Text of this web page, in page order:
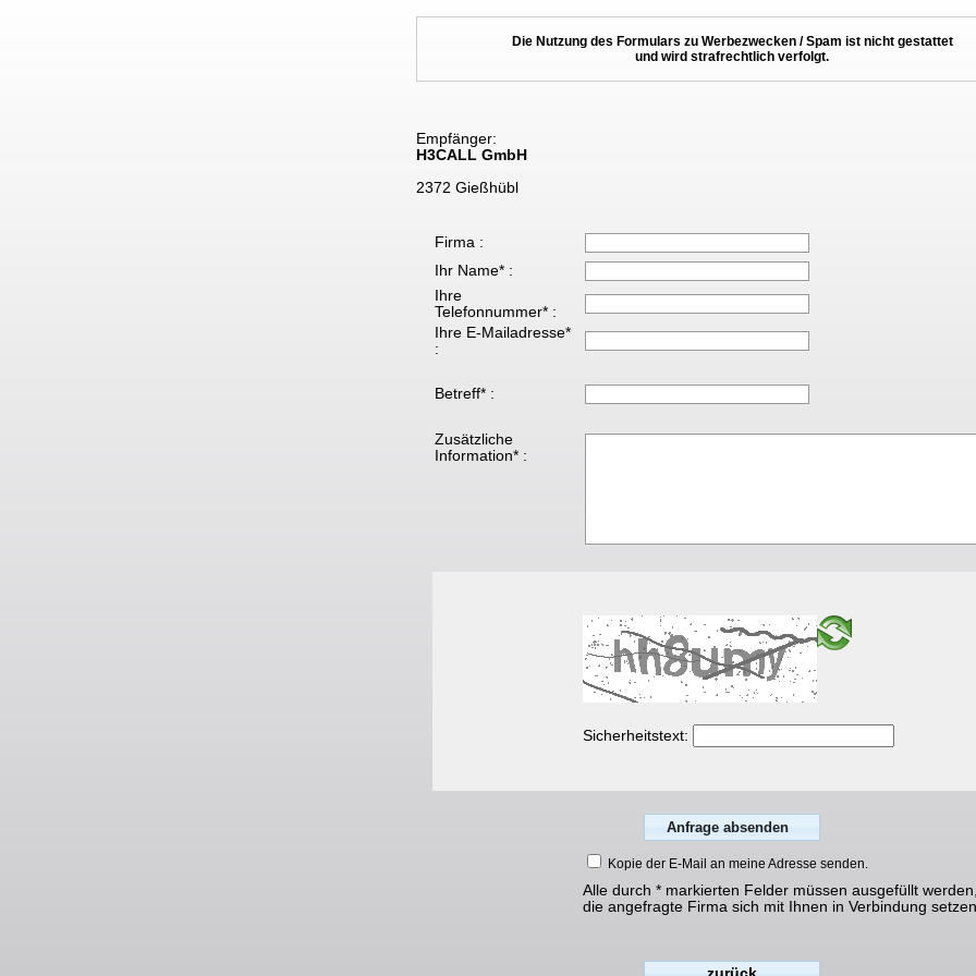
Die Nutzung des Formulars zu Werbezwecken / Spam ist nicht gestattet
und wird strafrechtlich verfolgt.
Empfänger:
H3CALL GmbH
2372 Gießhübl
Firma :
Ihr Name* :
Ihre
Telefonnummer* :
Ihre E-Mailadresse*
:
Betreff* :
Zusätzliche
Information* :
Sicherheitstext:
Kopie der E-Mail an meine Adresse senden.
Alle durch * markierten Felder müssen ausgefüllt
die angefragte Firma sich mit Ihnen in Verbindung